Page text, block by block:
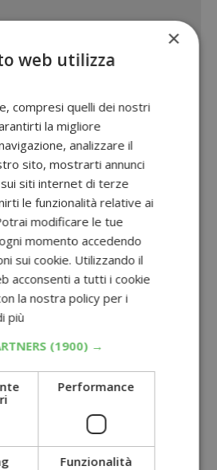
×
web utilizza
compresi quelli dei nostri
la migliore
analizzare il
sito, mostrarti annunci
siti internet di terze
le funzionalità relative ai
modificare le tue
momento accedendo
sui cookie. Utilizzando il
acconsenti a tutti i cookie
la nostra policy per i
più
(1900) →
Performance
Funzionalità